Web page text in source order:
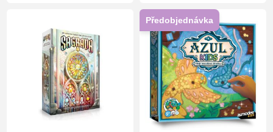
Předobjednávka